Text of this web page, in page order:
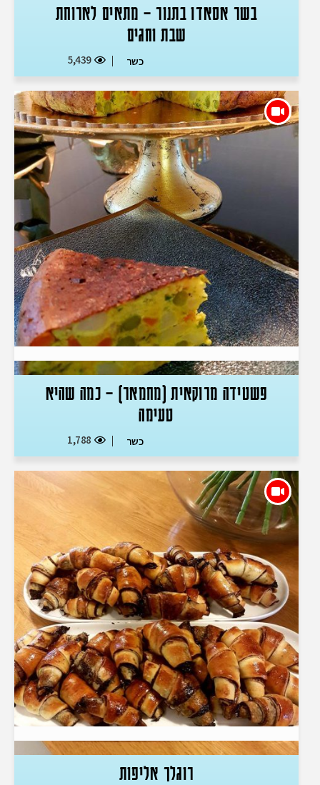
בשר אסאדו בתנור – מתאים לארוחת
שבת וחגים
כשר 5,439
פשטידה מרוקאית (מחמאר) – כמה שהיא
טעימה
כשר 1,788
רוגלך אליפות